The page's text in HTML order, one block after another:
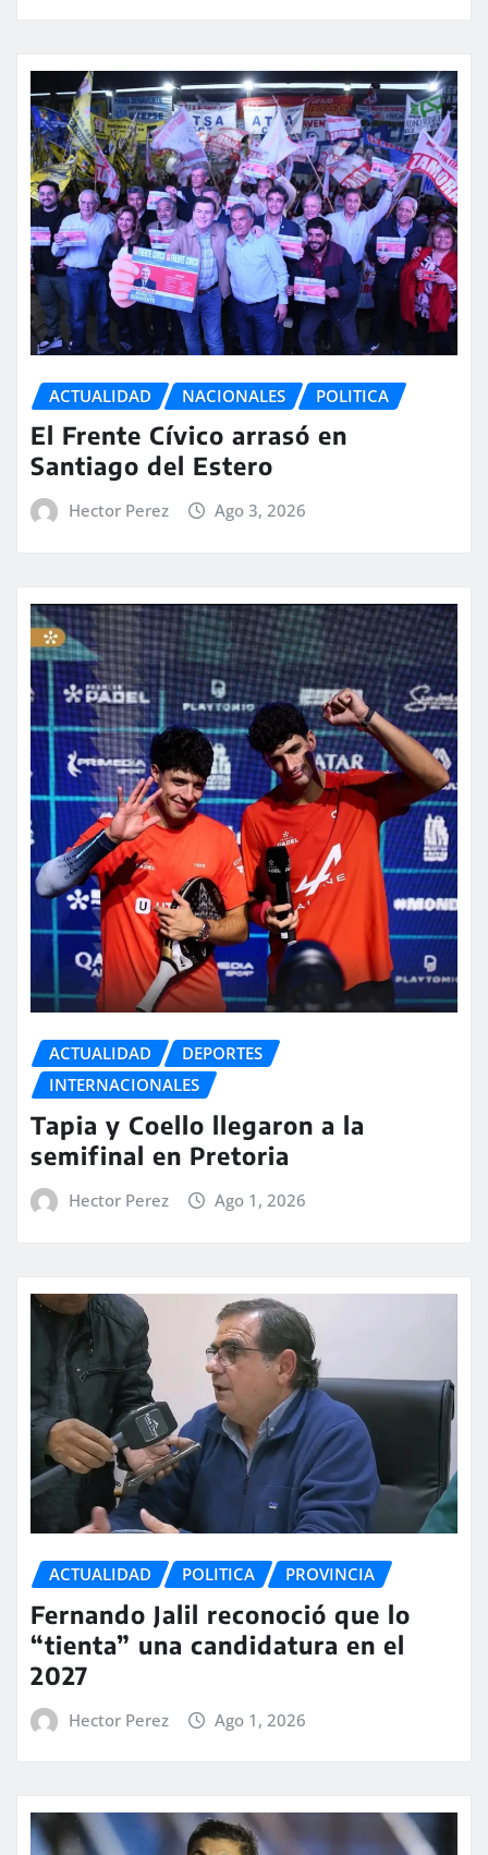
ACTUALIDAD NACIONALES POLITICA
El Frente Cívico arrasó en
Santiago del Estero
Hector Perez Ago 3, 2026
ACTUALIDAD
DEPORTES
INTERNACIONALES
Tapia y Coello llegaron a la
semifinal en Pretoria
Hector Perez Ago 1, 2026
ACTUALIDAD POLITICA PROVINCIA
Fernando Jalil reconoció que lo
“tienta” una candidatura en el
2027
Hector Perez Ago 1, 2026